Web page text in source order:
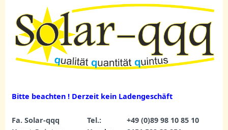
Bitte beachten ! Derzeit kein Ladengeschäft
Fa. Solar-qqq
Tel.:
+49 (0)89 98 10 85 10